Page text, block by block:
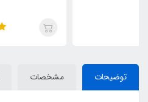
توضیحات مشخصات